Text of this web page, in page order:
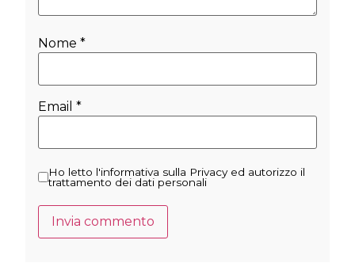
Nome *
Email *
Ho letto l'informativa sulla Privacy ed autorizzo il
trattamento dei dati personali